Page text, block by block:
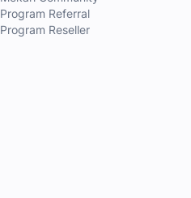
Program Referral
Program Reseller